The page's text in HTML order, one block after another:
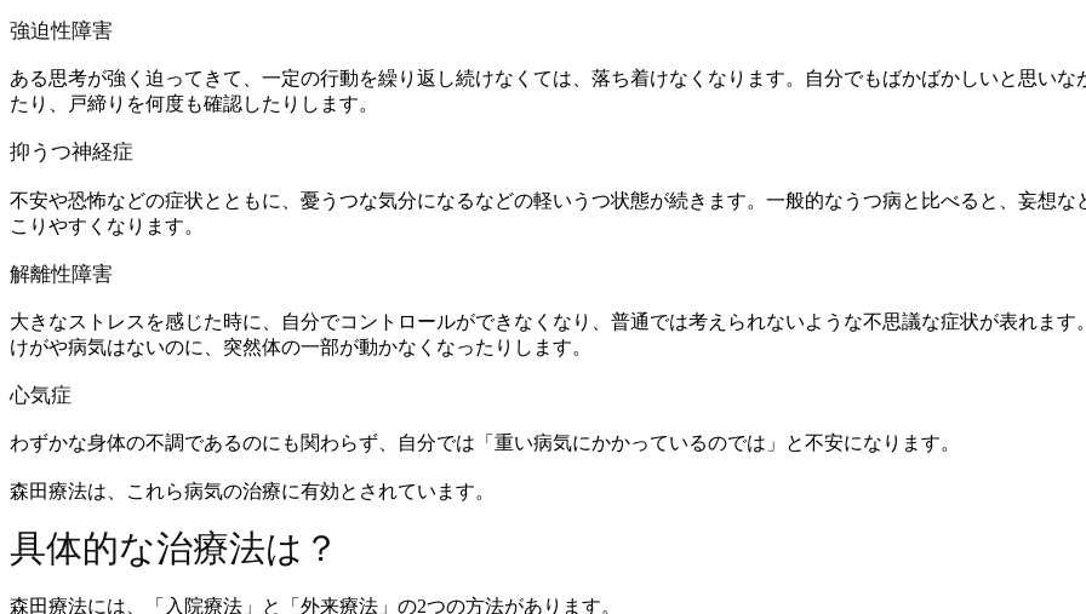
強迫性障害
ある思考が強く迫ってきて、一定の行動を繰り返し続けなくては、落ち着けなくなります。自分でもばかばかしいと思い
たり、戸締りを何度も確認したりします。
抑うつ神経症
不安や恐怖などの症状とともに、憂うつな気分になるなどの軽いうつ状態が続きます。一般的なうつ病と比べると、妄想
こりやすくなります。
解離性障害
大きなストレスを感じた時に、自分でコントロールができなくなり、普通では考えられないような不思議な症状が表れま
けがや病気はないのに、突然体の一部が動かなくなったりします。
心気症
わずかな身体の不調であるのにも関わらず、自分では「重い病気にかかっているのでは」と不安になります。
森田療法は、これら病気の治療に有効とされています。
具体的な治療法は？
森田療法には、「入院療法」と「外来療法」の2つの方法があります。